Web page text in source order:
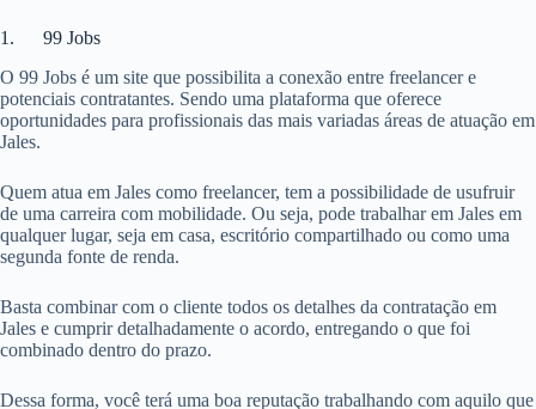
1. 99 Jobs
O 99 Jobs é um site que possibilita a conexão entre freelancer e
potenciais contratantes. Sendo uma plataforma que oferece
oportunidades para profissionais das mais variadas áreas de atuação em
Jales.
Quem atua em Jales como freelancer, tem a possibilidade de usufruir
de uma carreira com mobilidade. Ou seja, pode trabalhar em Jales em
qualquer lugar, seja em casa, escritório compartilhado ou como uma
segunda fonte de renda.
Basta combinar com o cliente todos os detalhes da contratação em
Jales e cumprir detalhadamente o acordo, entregando o que foi
combinado dentro do prazo.
Dessa forma, você terá uma boa reputação trabalhando com aquilo que